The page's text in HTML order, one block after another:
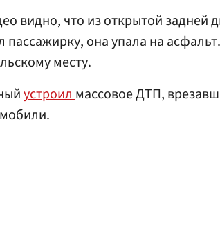
видно, что из открытой задней
она упала на
месту.
устроилмассовое ДТП,